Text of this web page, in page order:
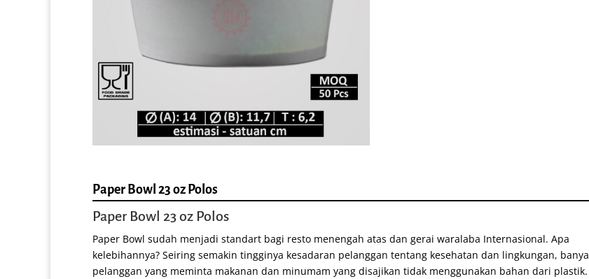
Paper Bowl 23 oz Polos
Paper Bowl 23 oz Polos
Paper Bowl sudah menjadi standart bagi resto menengah atas dan gerai waralaba Internasional. Apa
kelebihannya? Seiring semakin tingginya kesadaran pelanggan tentang kesehatan dan lingkungan,
pelanggan yang meminta makanan dan minumam yang disajikan tidak menggunakan bahan dari plastik.